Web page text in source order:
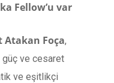
Fellow’u var
Atakan Foça,
güç ve cesaret
ve eşitlikçi